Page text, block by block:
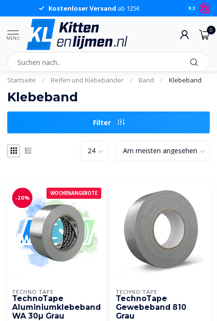
Kostenloser Versand ab 125€ 9.2
MENU
0
Startseite / Reifen und Klebebänder / Band / Klebeband
Klebeband
Filter
WOCHENANGEBOTE
-20%
TECHNO TAPE
TechnoTape
Aluminiumklebeband
WA 30µ Grau
TECHNO TAPE
TechnoTape
Gewebeband 810
Grau